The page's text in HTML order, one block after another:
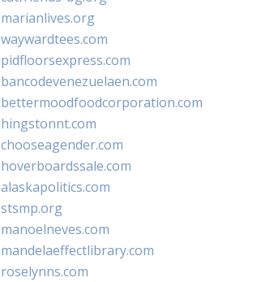
marianlives.org
waywardtees.com
pidfloorsexpress.com
bancodevenezuelaen.com
bettermoodfoodcorporation.com
hingstonnt.com
chooseagender.com
hoverboardssale.com
alaskapolitics.com
stsmp.org
manoelneves.com
mandelaeffectlibrary.com
roselynns.com